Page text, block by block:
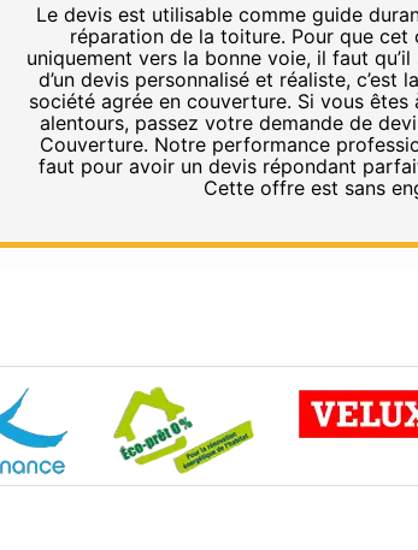
Le devis est utilisable comme guide
réparation de la toiture. Pour que cet
uniquement vers la bonne voie, il faut
d’un devis personnalisé et réaliste, c’est
société agrée en couverture. Si vous êtes
alentours, passez votre demande de
Couverture. Notre performance
faut pour avoir un devis répondant
Cette offre est sans